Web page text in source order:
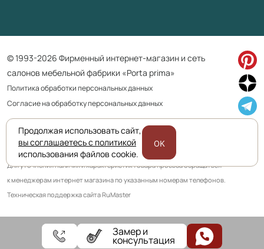
© 1993-2026 Фирменный интернет-магазин и сеть
салонов мебельной фабрики «Porta prima»
Политика обработки персональных данных
Согласие на обработку персональных данных
Приведенная на сайте информация не является публичной офертой
и носит информационно ознакомительный характер.
Для уточнения наличия и характеристик товара просьба обращаться
к менеджерам интернет магазина по указанным номерам телефонов.
Техническая поддержка сайта RuMaster
Замер и
консультация
Продолжая использовать сайт,
вы соглашаетесь с политикой
использования файлов cookie.
OK